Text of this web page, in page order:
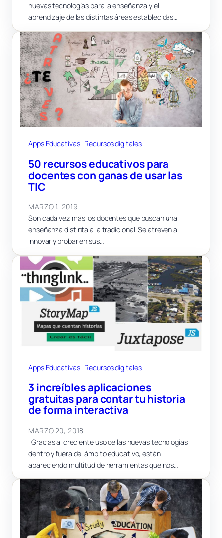
nuevas tecnologías para la enseñanza y el
aprendizaje de las distintas áreas establecidas…
Apps Educativas · Recursos digitales
50 recursos educativos para
docentes con ganas de usar las
TIC
MARZO 1, 2019
Son cada vez más los docentes que buscan una
enseñanza distinta a la tradicional. Se atreven a
innovar y probar en sus…
Apps Educativas · Recursos digitales
3 increíbles aplicaciones
gratuitas para contar tu historia
de forma interactiva
MARZO 20, 2018
Gracias al creciente uso de las nuevas tecnologías
dentro y fuera del ámbito educativo, están
apareciendo multitud de herramientas que nos…